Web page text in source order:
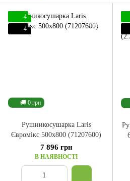
🚚 0 грн
4
4
Рушникосушарка Laris
Євромікс 500x800 (71207600)
7 896 грн
В НАЯВНОСТІ